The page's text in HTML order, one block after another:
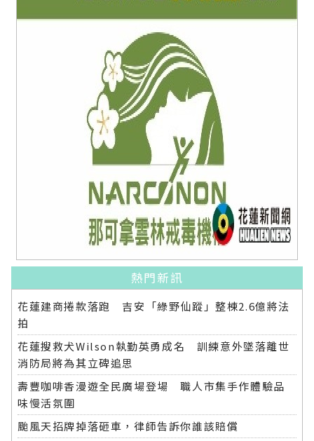
熱門新訊
花蓮建商捲款落跑 吉安「綠野仙蹤」整棟2.6億將法
拍
花蓮搜救犬Wilson執勤英勇成名 訓練意外墜落離世
消防局將為其立碑追思
壽豐咖啡香漫遊全民廣場登場 職人市集手作體驗品
味慢活氛圍
颱風天招牌掉落砸車，律師告訴你誰該賠償